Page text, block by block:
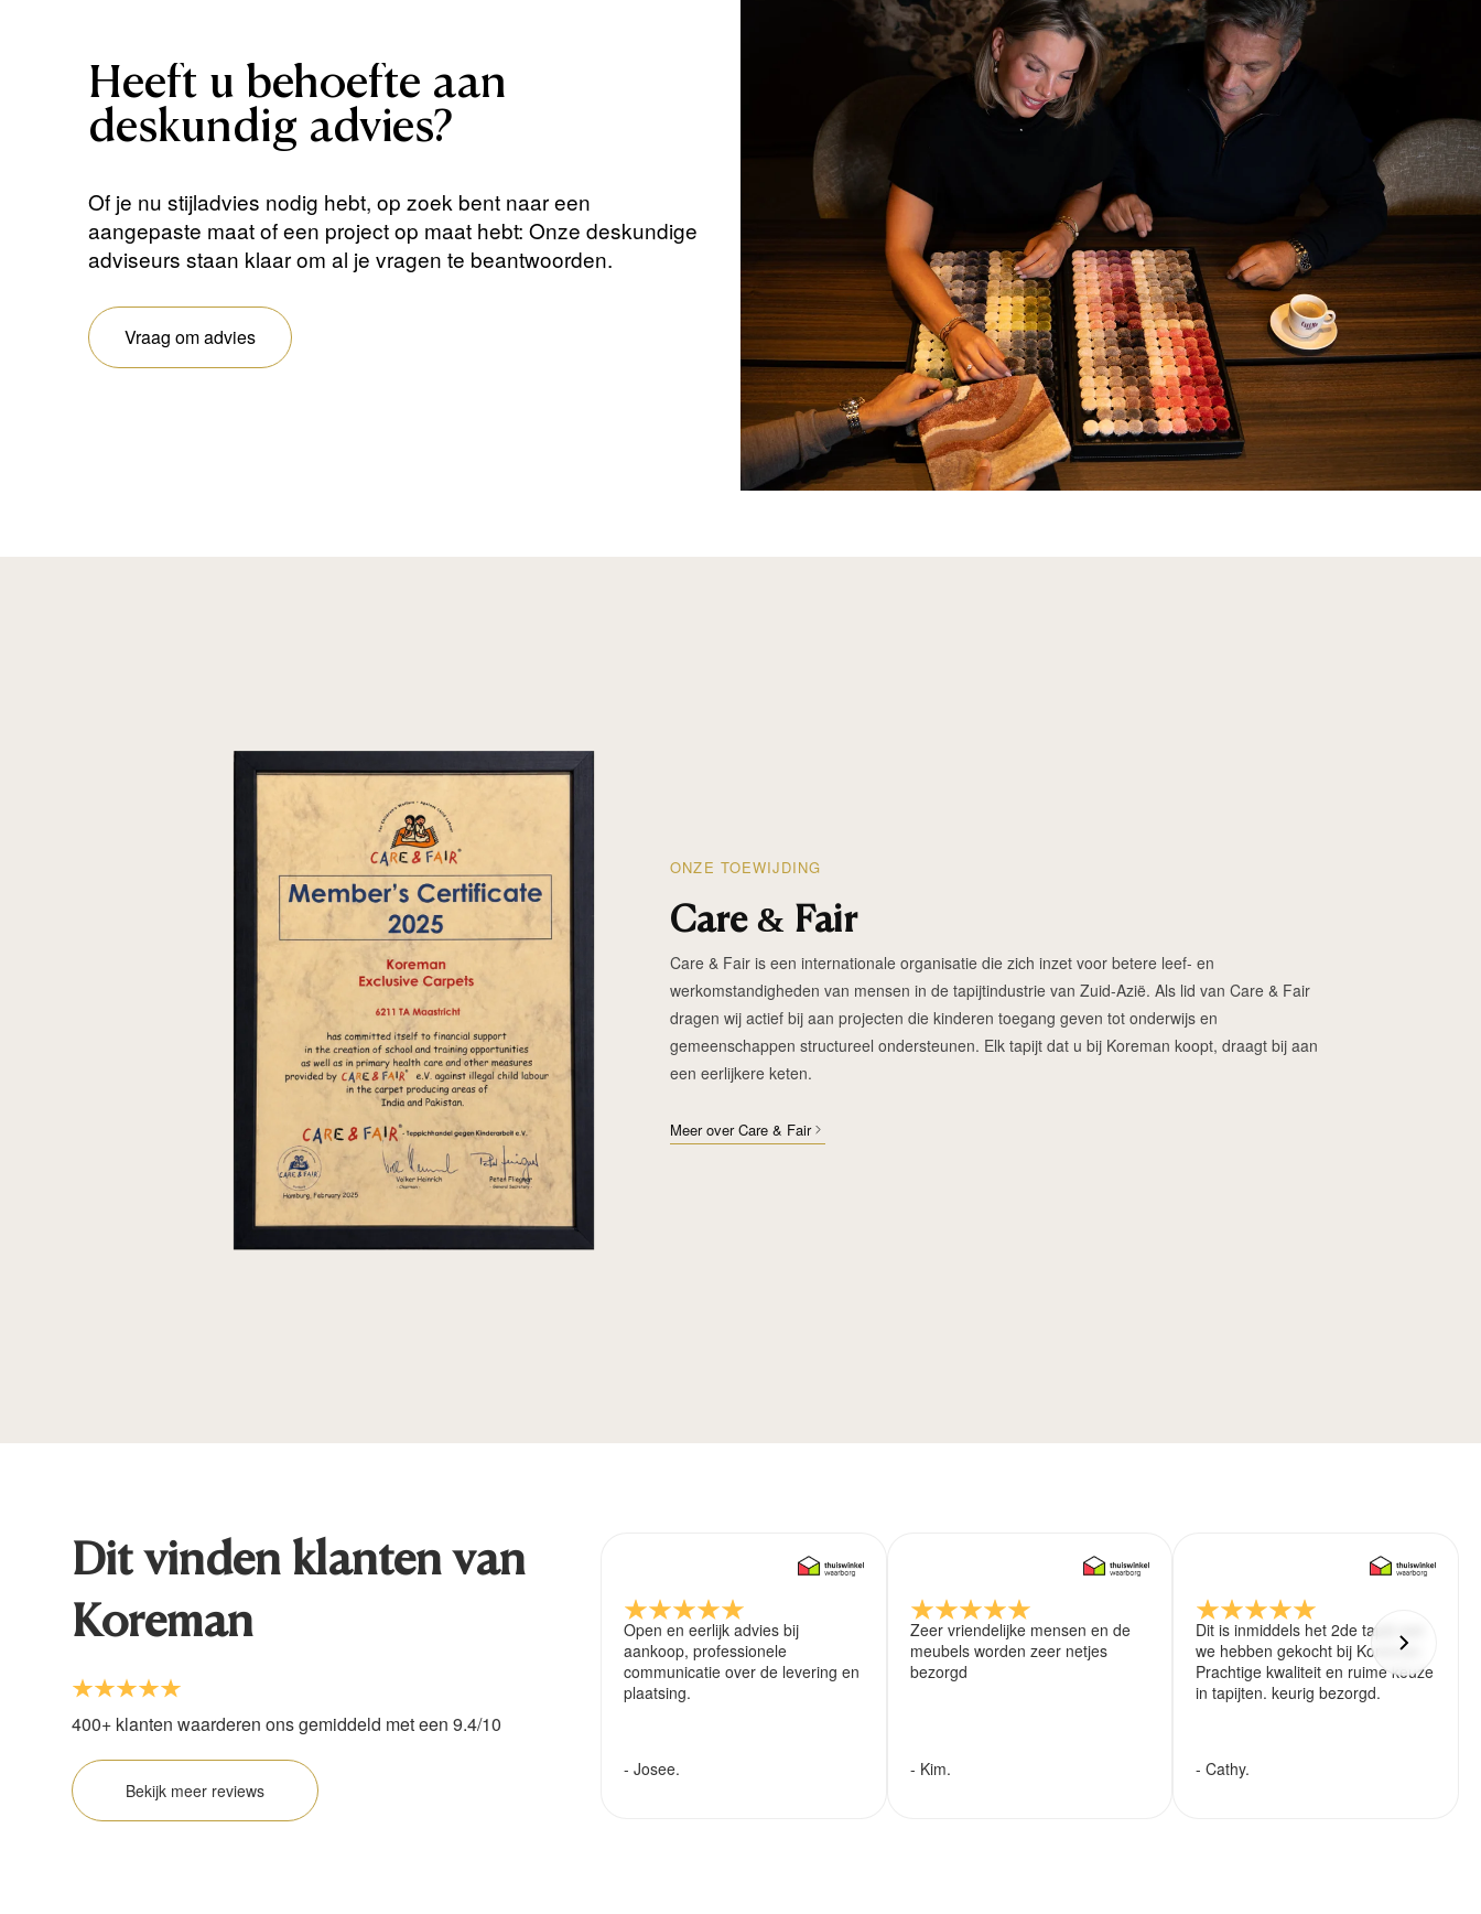
Heeft u behoefte aan
deskundig advies?
Of je nu stijladvies nodig hebt, op zoek bent naar een
aangepaste maat of een project op maat hebt: Onze deskundige
adviseurs staan ​​klaar om al je vragen te beantwoorden.
Vraag om advies
ONZE TOEWIJDING
Care & Fair
Care & Fair is een internationale organisatie die zich inzet voor betere leef- en
werkomstandigheden van mensen in de tapijtindustrie van Zuid-Azië. Als lid van Care & Fair
dragen wij actief bij aan projecten die kinderen toegang geven tot onderwijs en
gemeenschappen structureel ondersteunen. Elk tapijt dat u bij Koreman koopt, draagt bij aan
een eerlijkere keten.
Meer over Care & Fair
Dit vinden klanten van
Koreman
400+ klanten waarderen ons gemiddeld met een 9.4/10
Bekijk meer reviews
Open en eerlijk advies bij
aankoop, professionele
communicatie over de levering en
plaatsing.
- Josee.
Zeer vriendelijke mensen en de
meubels worden zeer netjes
bezorgd
- Kim.
Dit is inmiddels het 2de tapijt wat
we hebben gekocht bij Koreman.
Prachtige kwaliteit en ruime keuze
in tapijten. keurig bezorgd.
- Cathy.